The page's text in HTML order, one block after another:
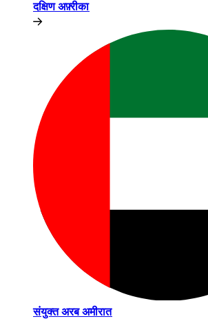
दक्षिण अफ़्रीका​​
संयुक्त अरब अमीरात​​